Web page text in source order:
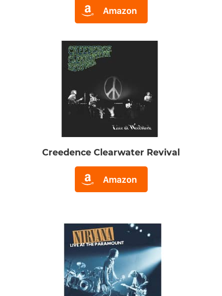
Creedence Clearwater Revival